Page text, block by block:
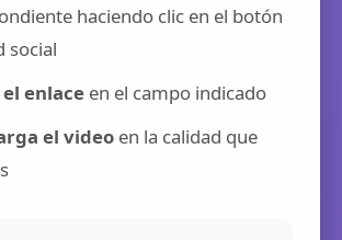
haciendo clic en el botón
social
el enlace en el campo indicado
el video en la calidad que